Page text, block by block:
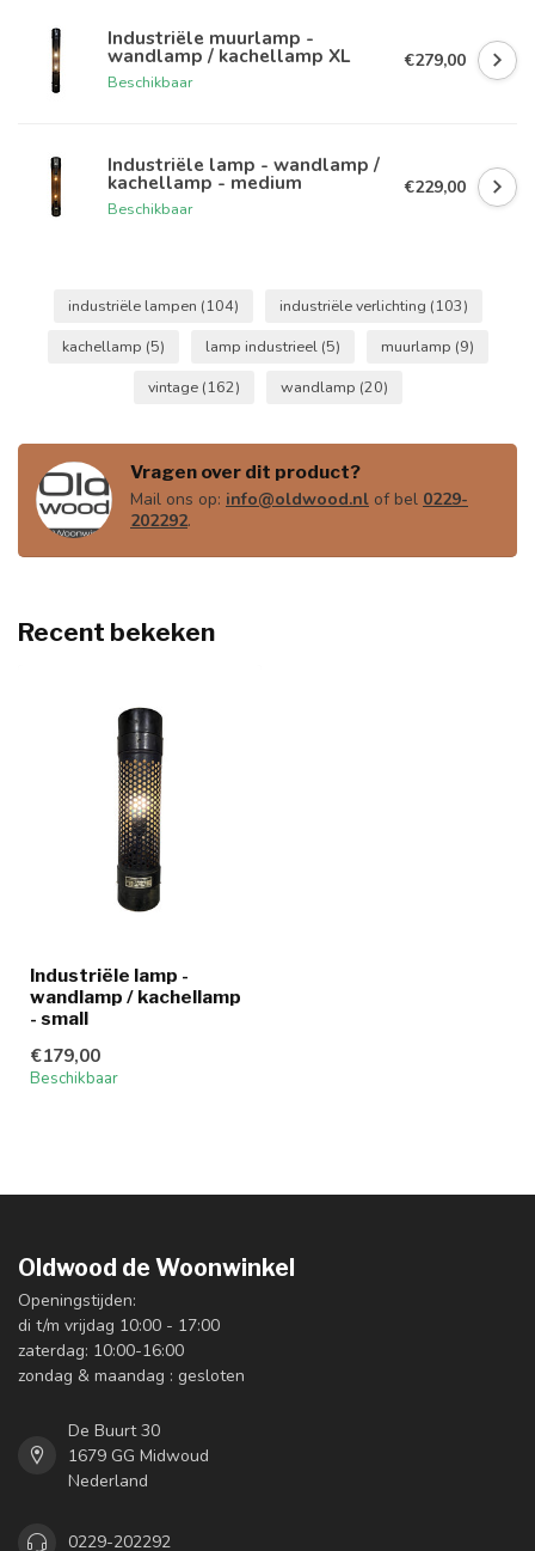
Industriële muurlamp -
wandlamp / kachellamp XL
Beschikbaar
€279,00
Industriële lamp - wandlamp /
kachellamp - medium
Beschikbaar
€229,00
industriële lampen (104) industriële verlichting (103)
kachellamp (5) lamp industrieel (5) muurlamp (9)
vintage (162) wandlamp (20)
Vragen over dit product?
Mail ons op: info@oldwood.nl of bel 0229-
202292.
Recent bekeken
Industriële lamp -
wandlamp / kachellamp
- small
€179,00
Beschikbaar
Oldwood de Woonwinkel
Openingstijden:
di t/m vrijdag 10:00 - 17:00
zaterdag: 10:00-16:00
zondag & maandag : gesloten
De Buurt 30
1679 GG Midwoud
Nederland
0229-202292